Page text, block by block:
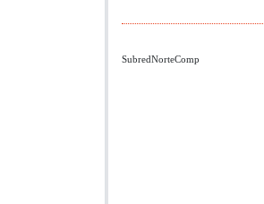
SubredNorteComp